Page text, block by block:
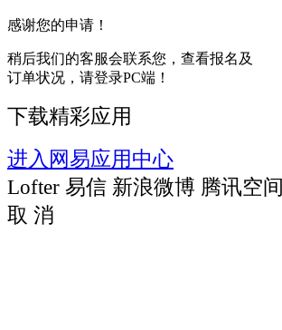
感谢您的申请！
稍后我们的客服会联系您，查看报名及
订单状况，请登录PC端！
下载精彩应用
进入网易应用中心
Lofter 易信 新浪微博 腾讯空间
取 消